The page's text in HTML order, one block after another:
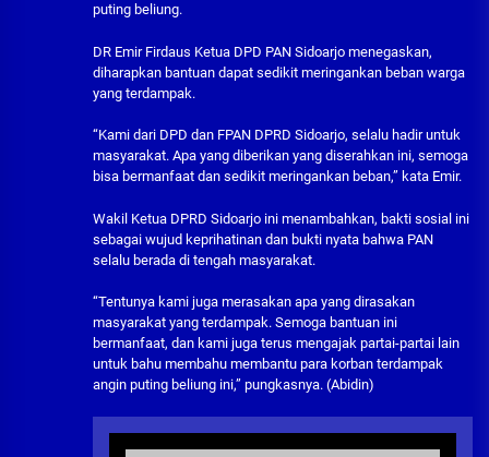
puting beliung.
DR Emir Firdaus Ketua DPD PAN Sidoarjo menegaskan,
diharapkan bantuan dapat sedikit meringankan beban warga
yang terdampak.
“Kami dari DPD dan FPAN DPRD Sidoarjo, selalu hadir untuk
masyarakat. Apa yang diberikan yang diserahkan ini, semoga
bisa bermanfaat dan sedikit meringankan beban,” kata Emir.
Wakil Ketua DPRD Sidoarjo ini menambahkan, bakti sosial ini
sebagai wujud keprihatinan dan bukti nyata bahwa PAN
selalu berada di tengah masyarakat.
“Tentunya kami juga merasakan apa yang dirasakan
masyarakat yang terdampak. Semoga bantuan ini
bermanfaat, dan kami juga terus mengajak partai-partai lain
untuk bahu membahu membantu para korban terdampak
angin puting beliung ini,” pungkasnya. (Abidin)